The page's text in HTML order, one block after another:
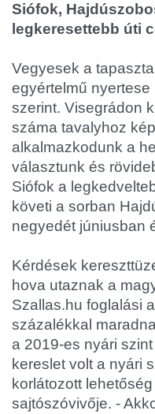
Siófok,
legkeresettebb úti
Vegyesek a
egyértelmű
szerint. Visegrádon
száma tavalyhoz
alkalmazkodunk a
választunk és
Siófok a
követi a sorban
negyedét júniusban
Kérdések
hova utaznak a
Szallas.hu foglalási
százalékkal
a 2019-es nyári
kereslet volt a nyári
korlátozott
sajtószóvivője. -